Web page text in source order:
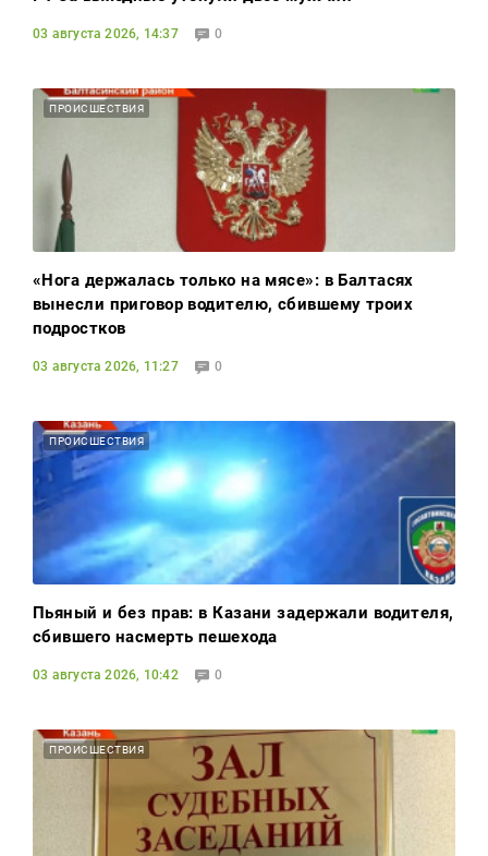
03 августа 2026, 14:37 0
ПРОИСШЕСТВИЯ
«Нога держалась только на мясе»: в Балтасях
вынесли приговор водителю, сбившему троих
подростков
03 августа 2026, 11:27 0
ПРОИСШЕСТВИЯ
Пьяный и без прав: в Казани задержали водителя,
сбившего насмерть пешехода
03 августа 2026, 10:42 0
ПРОИСШЕСТВИЯ